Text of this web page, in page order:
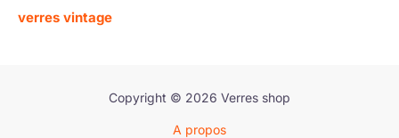
verres vintage
Copyright © 2026 Verres shop
A propos